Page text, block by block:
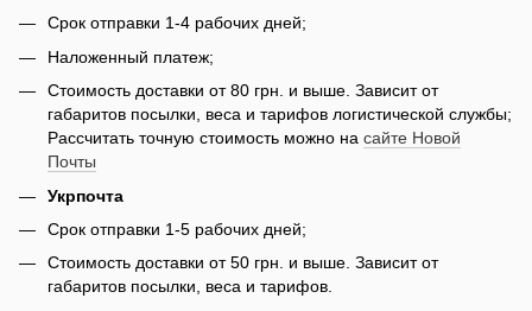
Срок отправки 1-4 рабочих дней;
Наложенный платеж;
Стоимость доставки от 80 грн. и выше. Зависит от
габаритов посылки, веса и тарифов логистической службы;
Рассчитать точную стоимость можно на сайте Новой
Почты
Укрпочта
Срок отправки 1-5 рабочих дней;
Стоимость доставки от 50 грн. и выше. Зависит от
габаритов посылки, веса и тарифов.